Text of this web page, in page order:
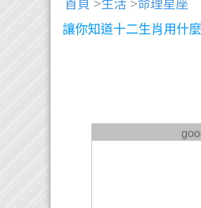
首頁 >生活 >命理星座
讓你知道十二生肖用什